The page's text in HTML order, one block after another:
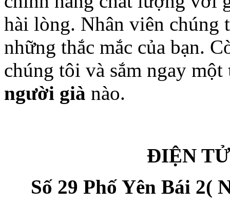
hài lòng. Nhân viên chúng
những thắc mắc của bạn.
chúng tôi và sắm ngay một
người già nào.
ĐIỆN
Số 29 Phố Yên Bái 2(